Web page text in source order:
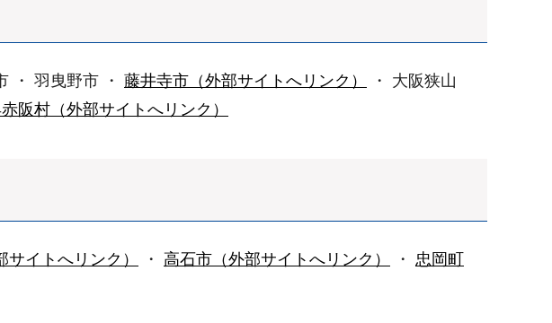
・ 羽曳野市 ・ 藤井寺市（外部サイトへリンク）
・ 大阪狭山
阪村（外部サイトへリンク）
サイトへリンク） ・ 高石市（外部サイトへリンク） ・ 忠岡町